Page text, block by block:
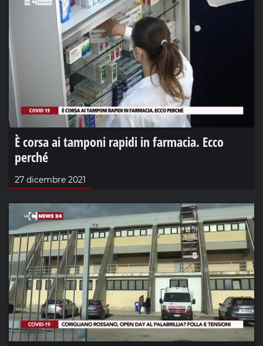
È corsa ai tamponi rapidi in farmacia. Ecco
perché
27 dicembre 2021